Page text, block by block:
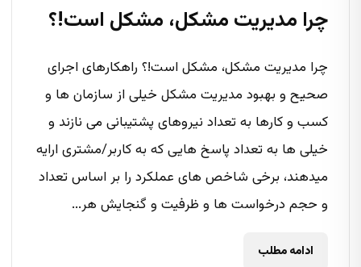
چرا مدیریت مشکل، مشکل است!؟
چرا مدیریت مشکل، مشکل است!؟ راهکارهای اجرای
صحیح و بهبود مدیریت مشکل خیلی از سازمان ها و
کسب و کارها به تعداد نیروهای پشتیبانی می نازند و
خیلی ها به تعداد پاسخ هایی که به کاربر/مشتری ارایه
میدهند، برخی شاخص های عملکرد را بر اساس تعداد
و حجم درخواست ها و ظرفیت و گنجایش هر...
ادامه مطلب